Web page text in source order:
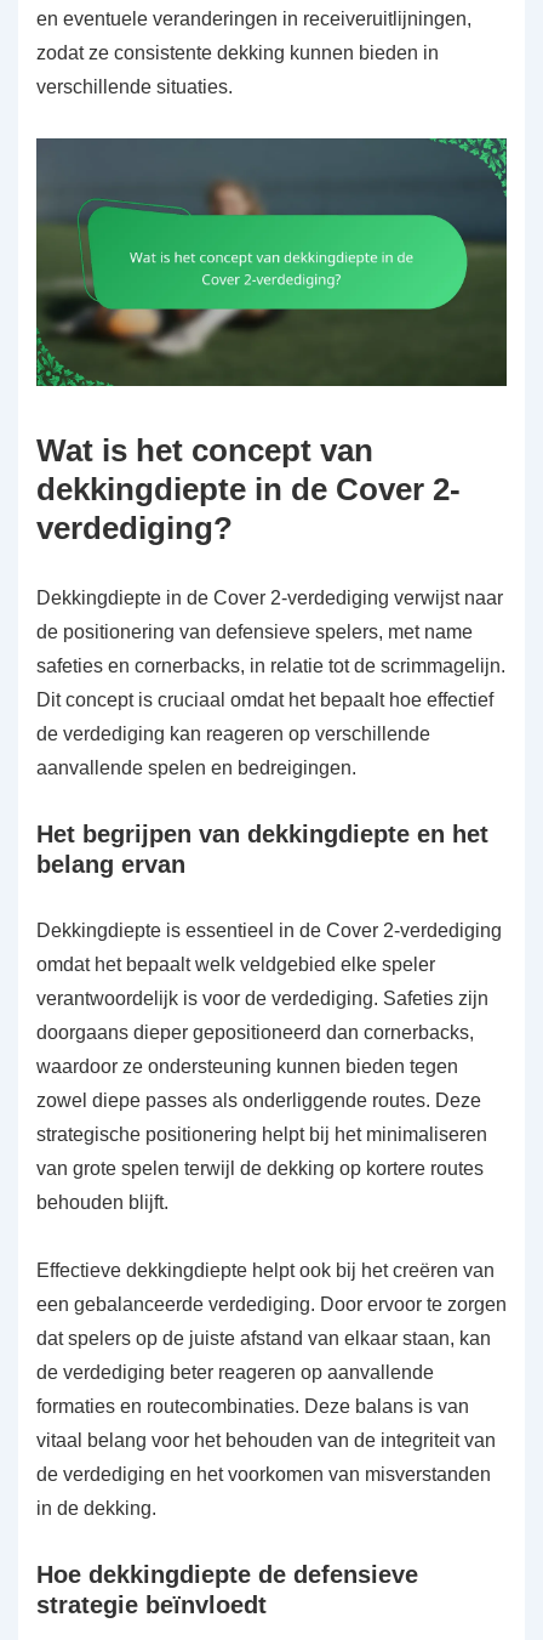
en eventuele veranderingen in receiveruitlijningen,
zodat ze consistente dekking kunnen bieden in
verschillende situaties.
Wat is het concept van
dekkingdiepte in de Cover 2-
verdediging?
Dekkingdiepte in de Cover 2-verdediging verwijst naar
de positionering van defensieve spelers, met name
safeties en cornerbacks, in relatie tot de scrimmagelijn.
Dit concept is cruciaal omdat het bepaalt hoe effectief
de verdediging kan reageren op verschillende
aanvallende spelen en bedreigingen.
Het begrijpen van dekkingdiepte en het
belang ervan
Dekkingdiepte is essentieel in de Cover 2-verdediging
omdat het bepaalt welk veldgebied elke speler
verantwoordelijk is voor de verdediging. Safeties zijn
doorgaans dieper gepositioneerd dan cornerbacks,
waardoor ze ondersteuning kunnen bieden tegen
zowel diepe passes als onderliggende routes. Deze
strategische positionering helpt bij het minimaliseren
van grote spelen terwijl de dekking op kortere routes
behouden blijft.
Effectieve dekkingdiepte helpt ook bij het creëren van
een gebalanceerde verdediging. Door ervoor te zorgen
dat spelers op de juiste afstand van elkaar staan, kan
de verdediging beter reageren op aanvallende
formaties en routecombinaties. Deze balans is van
vitaal belang voor het behouden van de integriteit van
de verdediging en het voorkomen van misverstanden
in de dekking.
Hoe dekkingdiepte de defensieve
strategie beïnvloedt